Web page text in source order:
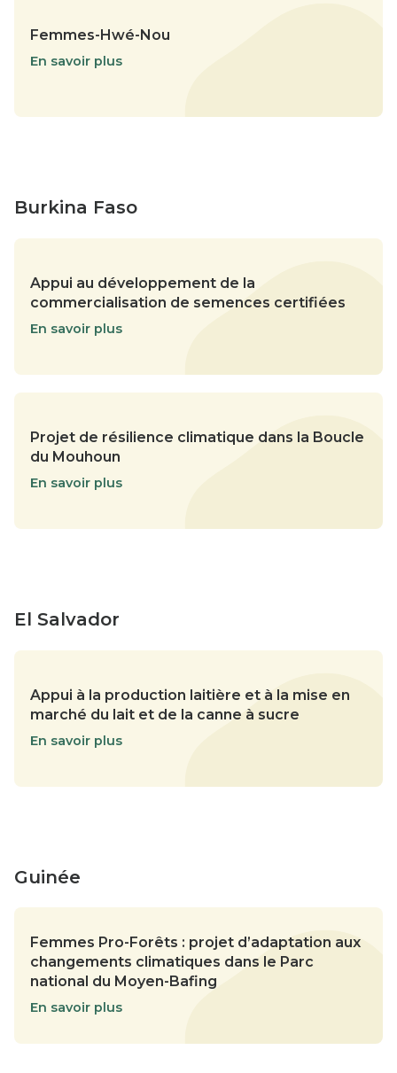
Femmes-Hwé-Nou
En savoir plus
Burkina Faso
Appui au développement de la
commercialisation de semences certifiées
En savoir plus
Projet de résilience climatique dans la Boucle
du Mouhoun
En savoir plus
El Salvador
Appui à la production laitière et à la mise en
marché du lait et de la canne à sucre
En savoir plus
Guinée
Femmes Pro-Forêts : projet d’adaptation aux
changements climatiques dans le Parc
national du Moyen-Bafing
En savoir plus